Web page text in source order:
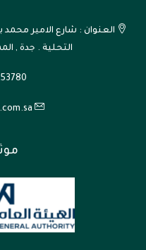
العنوان : شارع الامير محمد
التحلية . جدة ,